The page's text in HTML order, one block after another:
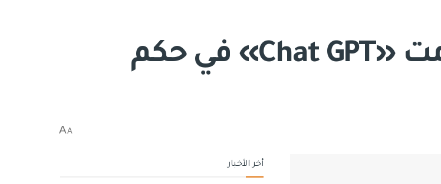
قاضٍ بريطاني: استخدمت «Chat GPT» في حكم
A
A
أخر الأخبار